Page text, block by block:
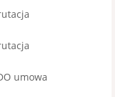
umowa